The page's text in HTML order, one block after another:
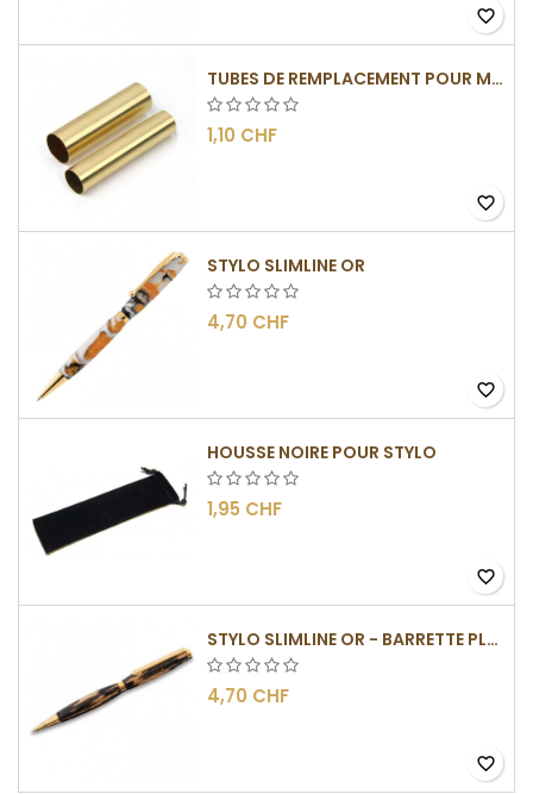
favorite_border
TUBES DE REMPLACEMENT POUR MÉCANISME SLIMLINE
1,10 CHF
favorite_border
STYLO SLIMLINE OR
4,70 CHF
favorite_border
HOUSSE NOIRE POUR STYLO
1,95 CHF
favorite_border
STYLO SLIMLINE OR - BARRETTE PLATE
4,70 CHF
favorite_border